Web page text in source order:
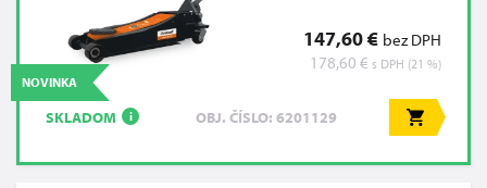
147,60 € bez DPH
178,60 € s DPH (21 %)
NOVINKA
SKLADOM i OBJ. ČÍSLO: 6201129